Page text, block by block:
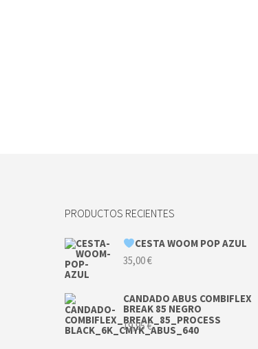
PRODUCTOS RECIENTES
CESTA WOOM POP AZUL
35,00€
CANDADO ABUS COMBIFLEX
BREAK 85 NEGRO
19,95€